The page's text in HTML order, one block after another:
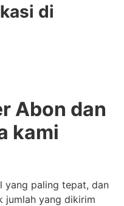
di
Abon dan
kami
yang paling tepat, dan
jumlah yang dikirim